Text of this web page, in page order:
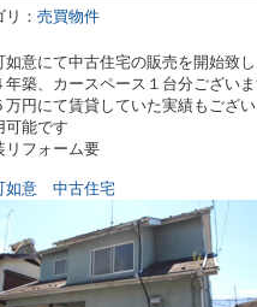
： 売買物件
如意にて中古住宅の販売を開始致し
年築、カースペース１台分ございま
万円にて賃貸していた実績もござ
可能です
フォーム要
如意 中古住宅